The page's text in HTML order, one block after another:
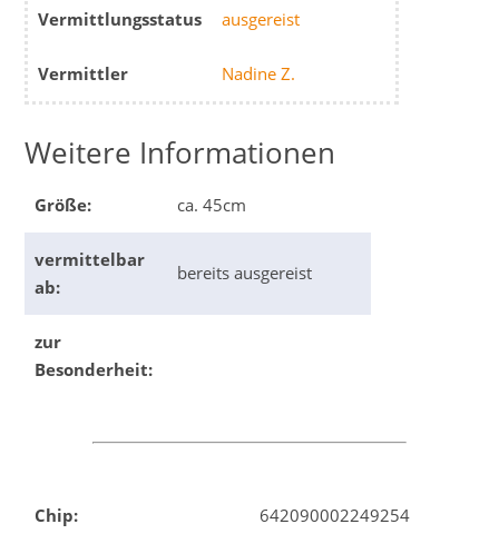
Vermittlungsstatus ausgereist
Vermittler Nadine Z.
Weitere Informationen
Größe: ca. 45cm
vermittelbar
ab:
bereits ausgereist
zur
Besonderheit:
Chip: 642090002249254